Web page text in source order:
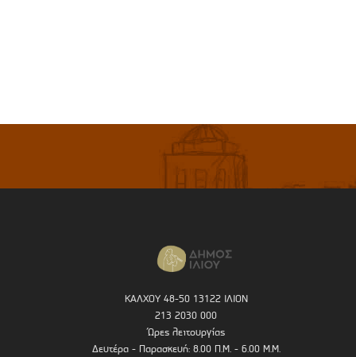
ΚΑΛΧΟΥ 48-50 13122 ΙΛΙΟΝ
213 2030 000
Ώρες λειτουργίας
Δευτέρα - Παρασκευή: 8.00 Π.Μ. - 6.00 Μ.Μ.